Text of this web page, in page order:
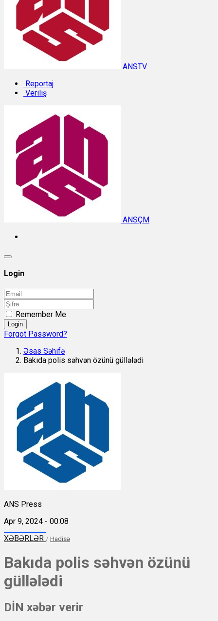
ANSTV
Reportaj
Veriliş
ANSÇM
Login
Remember Me
Login
Forgot Password?
Əsas Səhifə
Bakıda polis səhvən özünü güllələdi
ANS Press
Apr 9, 2024 - 00:08
XƏBƏRLƏR / Hadisə
Bakıda polis səhvən özünü
güllələdi
DİN xəbər verir